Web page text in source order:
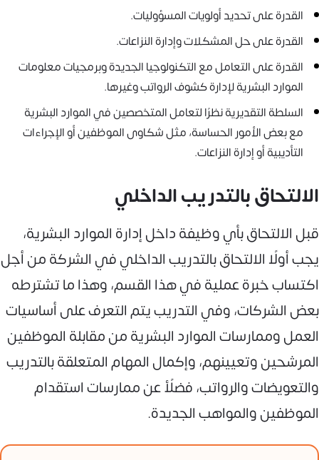
القدرة على تحديد أولويات المسؤوليات.
القدرة على حل المشكلات وإدارة النزاعات.
القدرة على التعامل مع التكنولوجيا الجديدة وبرمجيات معلومات
الموارد البشرية لإدارة كشوف الرواتب وغيرها.
السلطة التقديرية نظرًا لتعامل المتخصصين في الموارد البشرية
مع بعض الأمور الحساسة، مثل شكاوى الموظفين أو الإجراءات
التأديبية أو إدارة النزاعات.
الالتحاق بالتدريب الداخلي
قبل الالتحاق بأي وظيفة داخل إدارة الموارد البشرية،
يجب أولًا الالتحاق بالتدريب الداخلي في الشركة من أجل
اكتساب خبرة عملية في هذا القسم، وهذا ما تشترطه
بعض الشركات، وفي التدريب يتم التعرف على أساسيات
العمل وممارسات الموارد البشرية من مقابلة الموظفين
المرشحين وتعيينهم، وإكمال المهام المتعلقة بالتدريب
والتعويضات والرواتب، فضلًأ عن ممارسات استقدام
الموظفين والمواهب الجديدة.